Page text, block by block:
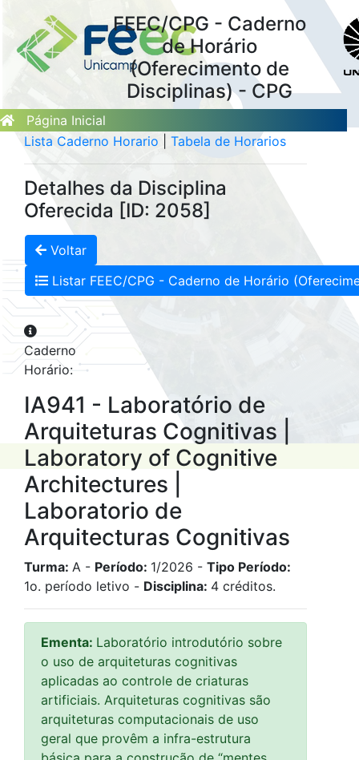
FEEC/CPG - Caderno
de Horário
(Oferecimento de
Disciplinas) - CPG
Página Inicial
Lista Caderno Horario
Tabela de Horarios
Detalhes da Disciplina
Oferecida [ID: 2058]
Voltar
Listar FEEC/CPG - Caderno de Horário
Caderno
Horário:
IA941 - Laboratório de
Arquiteturas Cognitivas |
Laboratory of Cognitive
Architectures |
Laboratorio de
Arquitecturas Cognitivas
Turma: A - Período: 1/2026 - Tipo Período:
1o. período letivo - Disciplina: 4 créditos.
Ementa: Laboratório introdutório sobre
o uso de arquiteturas cognitivas
aplicadas ao controle de criaturas
artificiais. Arquiteturas cognitivas são
arquiteturas computacionais de uso
geral que provêm a infra-estrutura